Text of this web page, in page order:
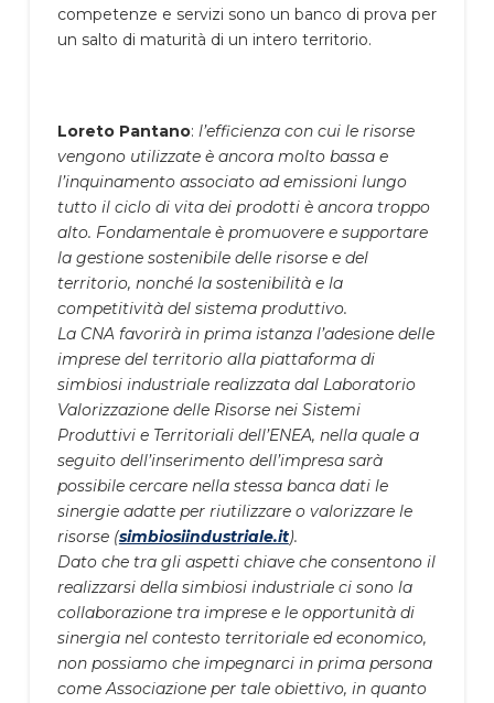
competenze e servizi sono un banco di prova per
un salto di maturità di un intero territorio.
Loreto Pantano: l’efficienza con cui le risorse
vengono utilizzate è ancora molto bassa e
l’inquinamento associato ad emissioni lungo
tutto il ciclo di vita dei prodotti è ancora troppo
alto. Fondamentale è promuovere e supportare
la gestione sostenibile delle risorse e del
territorio, nonché la sostenibilità e la
competitività del sistema produttivo.
La CNA favorirà in prima istanza l’adesione delle
imprese del territorio alla piattaforma di
simbiosi industriale realizzata dal Laboratorio
Valorizzazione delle Risorse nei Sistemi
Produttivi e Territoriali dell’ENEA, nella quale a
seguito dell’inserimento dell’impresa sarà
possibile cercare nella stessa banca dati le
sinergie adatte per riutilizzare o valorizzare le
risorse (simbiosiindustriale.it).
Dato che tra gli aspetti chiave che consentono il
realizzarsi della simbiosi industriale ci sono la
collaborazione tra imprese e le opportunità di
sinergia nel contesto territoriale ed economico,
non possiamo che impegnarci in prima persona
come Associazione per tale obiettivo, in quanto